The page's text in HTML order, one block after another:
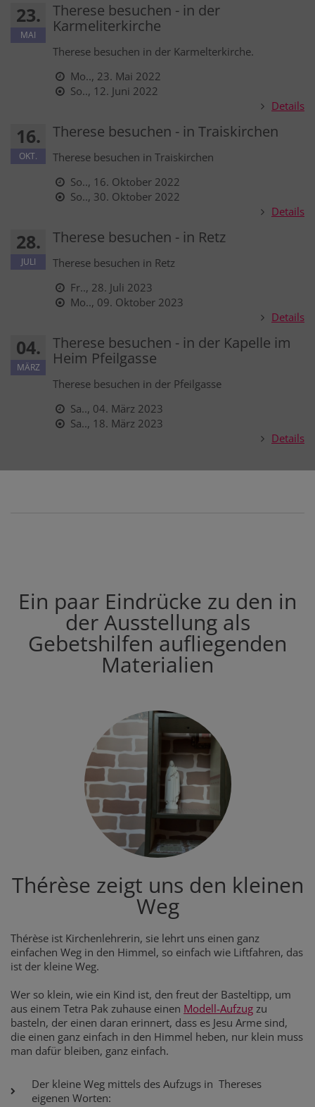
23.
MAI
Therese besuchen - in der
Karmeliterkirche
Therese besuchen in der Karmelterkirche.
Mo.., 23. Mai 2022
So.., 12. Juni 2022
Details
16.
OKT.
Therese besuchen - in Traiskirchen
Therese besuchen in Traiskirchen
So.., 16. Oktober 2022
So.., 30. Oktober 2022
Details
28.
JULI
Therese besuchen - in Retz
Therese besuchen in Retz
Fr.., 28. Juli 2023
Mo.., 09. Oktober 2023
Details
04.
MÄRZ
Therese besuchen - in der Kapelle im
Heim Pfeilgasse
Therese besuchen in der Pfeilgasse
Sa.., 04. März 2023
Sa.., 18. März 2023
Details
Ein paar Eindrücke zu den in
der Ausstellung als
Gebetshilfen aufliegenden
Materialien
Thérèse zeigt uns den kleinen
Weg
Thérèse ist Kirchenlehrerin, sie lehrt uns einen ganz
einfachen Weg in den Himmel, so einfach wie Liftfahren, das
ist der kleine Weg.
Wer so klein, wie ein Kind ist, den freut der Basteltipp, um
aus einem Tetra Pak zuhause einen Modell-Aufzug zu
basteln, der einen daran erinnert, dass es Jesu Arme sind,
die einen ganz einfach in den Himmel heben, nur klein muss
man dafür bleiben, ganz einfach.
Der kleine Weg mittels des Aufzugs in Thereses
eigenen Worten: